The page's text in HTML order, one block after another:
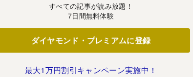
すべての記事が読み放題！
7日間無料体験
ダイヤモンド・プレミアムに登録
最大1万円割引キャンペーン実施中！